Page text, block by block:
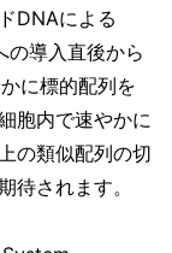
DNAによる
の導入直後から
に標的配列を
胞内で速やかに
の類似配列の切
待されます。